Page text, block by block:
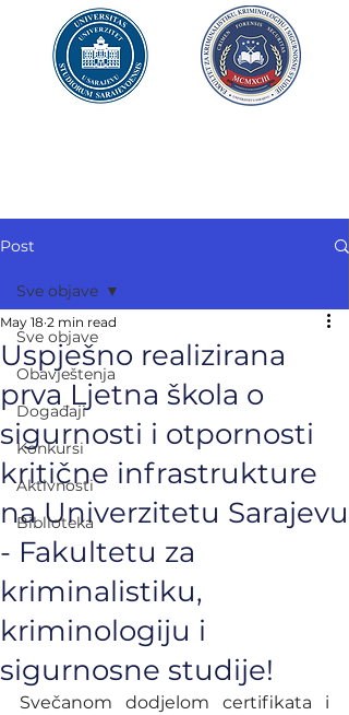
Post
Sve objave
Obavještenja
Događaji
Konkursi
Aktivnosti
Biblioteka
Sve objave
Uspješno realizirana
prva Ljetna škola o
sigurnosti i otpornosti
kritične infrastrukture
na Univerzitetu Sarajevu
- Fakultetu za
kriminalistiku,
kriminologiju i
sigurnosne studije!
May 18 2 min read
Svečanom dodjelom certifikata i